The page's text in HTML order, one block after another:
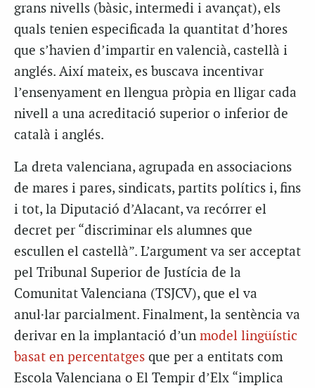
grans nivells (bàsic, intermedi i avançat), els
quals tenien especificada la quantitat d’hores
que s’havien d’impartir en valencià, castellà i
anglés. Així mateix, es buscava incentivar
l’ensenyament en llengua pròpia en lligar cada
nivell a una acreditació superior o inferior de
català i anglés.
La dreta valenciana, agrupada en associacions
de mares i pares, sindicats, partits polítics i, fins
i tot, la Diputació d’Alacant, va recórrer el
decret per “discriminar els alumnes que
escullen el castellà”. L’argument va ser acceptat
pel Tribunal Superior de Justícia de la
Comunitat Valenciana (TSJCV), que el va
anul·lar parcialment. Finalment, la sentència va
derivar en la implantació d’un model lingüístic
basat en percentatges que per a entitats com
Escola Valenciana o El Tempir d’Elx “implica